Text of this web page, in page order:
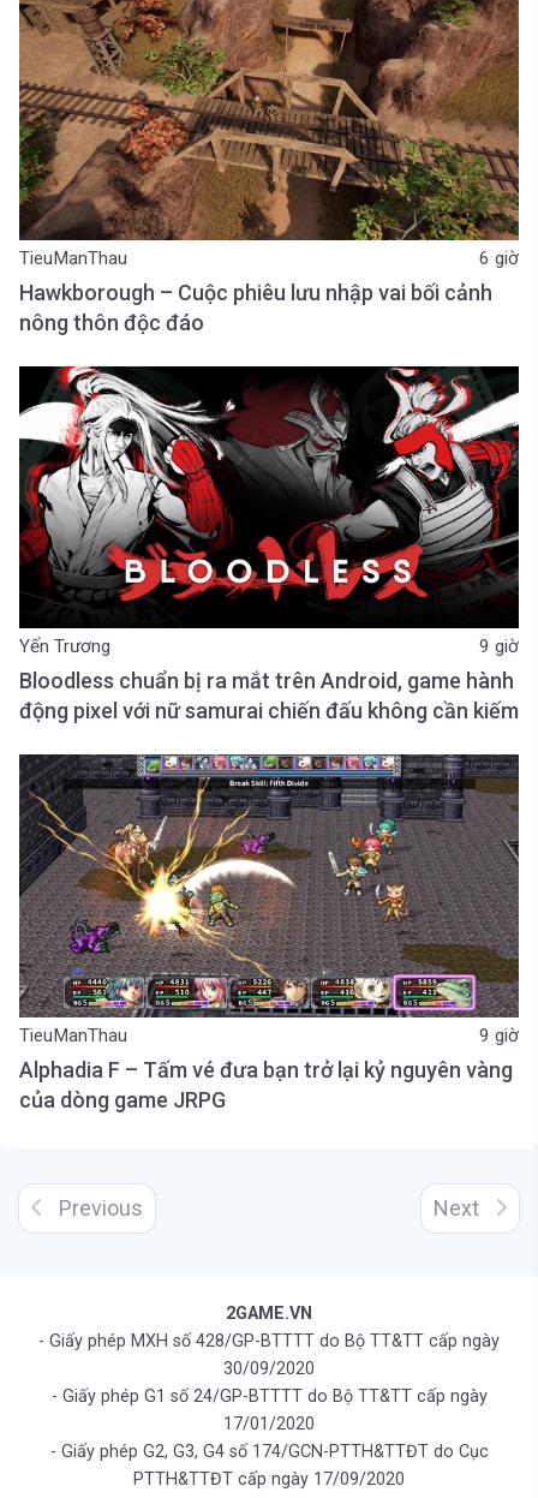
TieuManThau 6 giờ
Hawkborough – Cuộc phiêu lưu nhập vai bối cảnh
nông thôn độc đáo
Yến Trương 9 giờ
Bloodless chuẩn bị ra mắt trên Android, game hành
động pixel với nữ samurai chiến đấu không cần kiếm
TieuManThau 9 giờ
Alphadia F – Tấm vé đưa bạn trở lại kỷ nguyên vàng
của dòng game JRPG
Previous Next
2GAME.VN
- Giấy phép MXH số 428/GP-BTTTT do Bộ TT&TT cấp ngày
30/09/2020
- Giấy phép G1 số 24/GP-BTTTT do Bộ TT&TT cấp ngày
17/01/2020
- Giấy phép G2, G3, G4 số 174/GCN-PTTH&TTĐT do Cục
PTTH&TTĐT cấp ngày 17/09/2020